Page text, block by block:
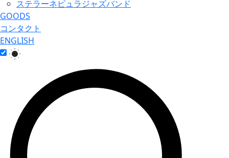
ステラーネビュラジャズバンド
GOODS
コンタクト
ENGLISH